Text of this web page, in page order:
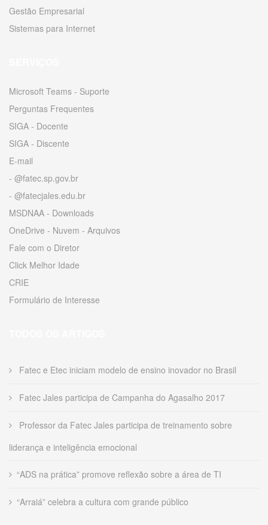
Gestão Empresarial
Sistemas para Internet
Microsoft Teams - Suporte
Perguntas Frequentes
SIGA - Docente
SIGA - Discente
E-mail
- @fatec.sp.gov.br
- @fatecjales.edu.br
MSDNAA - Downloads
OneDrive - Nuvem - Arquivos
Fale com o Diretor
Click Melhor Idade
CRIE
Formulário de Interesse
Fatec e Etec iniciam modelo de ensino inovador no Brasil
Fatec Jales participa de Campanha do Agasalho 2017
Professor da Fatec Jales participa de treinamento sobre
liderança e inteligência emocional
“ADS na prática” promove reflexão sobre a área de TI
“Arraiá” celebra a cultura com grande público